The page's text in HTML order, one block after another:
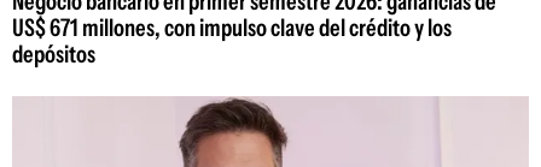
US$ 671 millones, con impulso clave del crédito y los
depósitos